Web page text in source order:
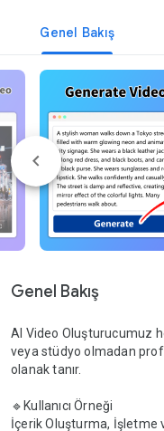
Genel Bakış
Genel Bakış
AI Video Oluşturucumuz
veya stüdyo olmadan
olanak tanır.
🔹Kullanıcı Örneği
İçerik Oluşturma, İşletme